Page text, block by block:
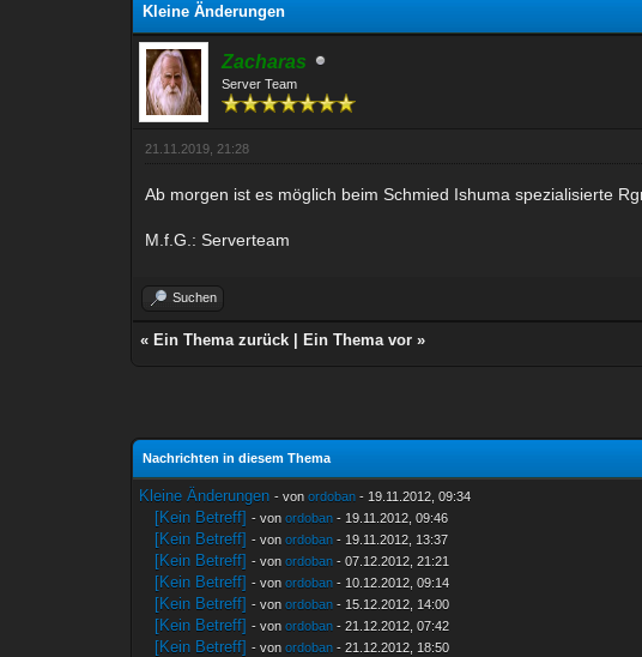
Kleine Änderungen
Zacharas
Server Team
21.11.2019, 21:28
Ab morgen ist es möglich beim Schmied Ishuma spezialisierte
M.f.G.: Serverteam
Suchen
« Ein Thema zurück Ein Thema vor »
Nachrichten in diesem Thema
Kleine Änderungen - vonordoban - 19.11.2012, 09:34
[Kein Betreff] - vonordoban - 19.11.2012, 09:46
[Kein Betreff] - vonordoban - 19.11.2012, 13:37
[Kein Betreff] - vonordoban - 07.12.2012, 21:21
[Kein Betreff] - vonordoban - 10.12.2012, 09:14
[Kein Betreff] - vonordoban - 15.12.2012, 14:00
[Kein Betreff] - vonordoban - 21.12.2012, 07:42
[Kein Betreff] - vonordoban - 21.12.2012, 18:50